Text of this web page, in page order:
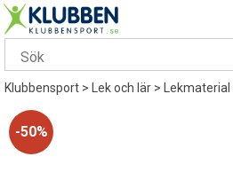
Klubbensport> Lek och lär> Lekmaterial
50%